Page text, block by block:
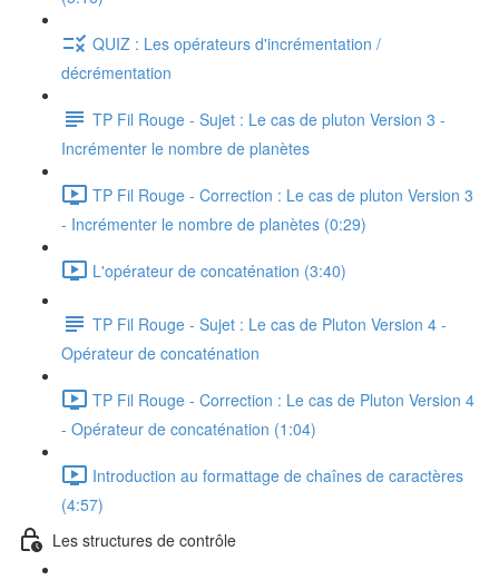
QUIZ : Les opérateurs d'incrémentation /
décrémentation
TP Fil Rouge - Sujet : Le cas de pluton Version 3 -
Incrémenter le nombre de planètes
TP Fil Rouge - Correction : Le cas de pluton Version 3
- Incrémenter le nombre de planètes (0:29)
L'opérateur de concaténation (3:40)
TP Fil Rouge - Sujet : Le cas de Pluton Version 4 -
Opérateur de concaténation
TP Fil Rouge - Correction : Le cas de Pluton Version 4
- Opérateur de concaténation (1:04)
Introduction au formattage de chaînes de caractères
(4:57)
Les structures de contrôle